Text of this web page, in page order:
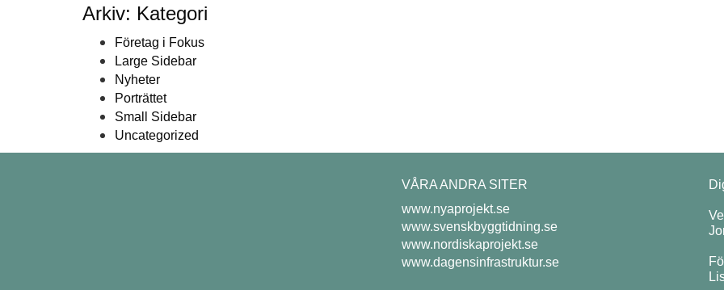
Arkiv: Kategori
Företag i Fokus
Large Sidebar
Nyheter
Porträttet
Small Sidebar
Uncategorized
VÅRA ANDRA SITER
www.nyaprojekt.se
www.svenskbyggtidning.se
www.nordiskaprojekt.se
www.dagensinfrastruktur.se